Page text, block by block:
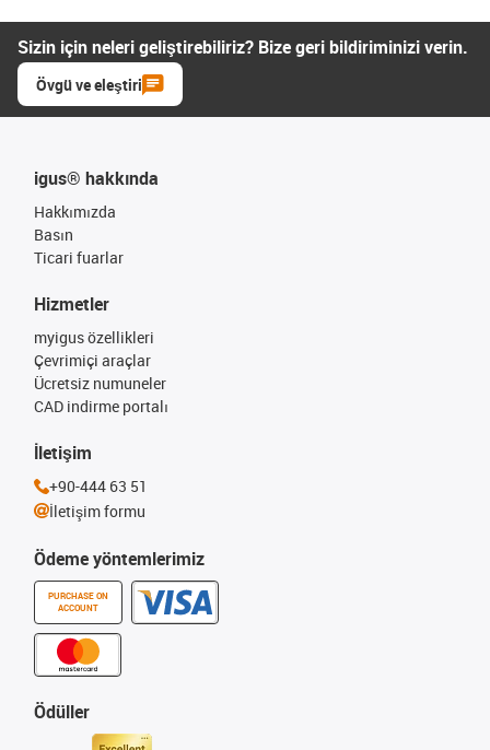
Sizin için neleri geliştirebiliriz? Bize geri bildiriminizi verin.
Övgü ve eleştiri
igus® hakkında
Hakkımızda
Basın
Ticari fuarlar
Ödeme yöntemlerimiz
PURCHASE ON
ACCOUNT
Hizmetler
myigus özellikleri
Çevrimiçi araçlar
Ücretsiz numuneler
CAD indirme portalı
Ödüller
İletişim
+90-444 63 51
İletişim formu